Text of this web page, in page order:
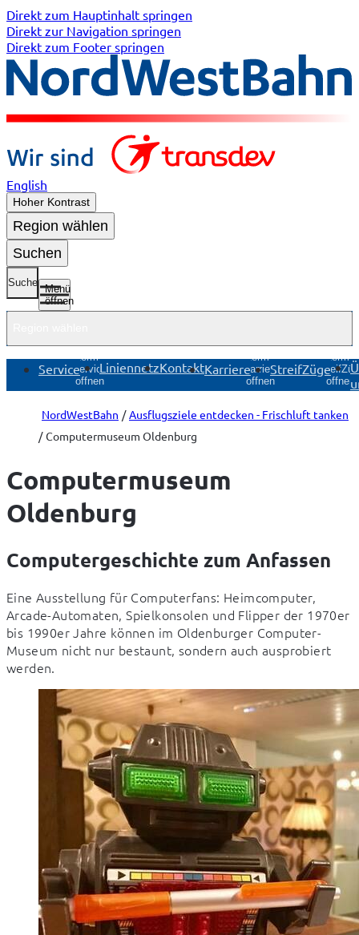
Direkt zum Hauptinhalt springen
Direkt zur Navigation springen
Direkt zum Footer springen
English
Hoher Kontrast
Region wählen
Suchen
Suche
Menü
öffnen
Service
Untermenü
Service
öffnen
LiniennetzKontaktKarriere
Untermenü
Karriere
öffnen
StreifZüge
öffnen
NordWestBahn
Ausflugsziele entdecken - Frischluft tanken
Computermuseum Oldenburg
Computermuseum
Oldenburg
Computergeschichte zum Anfassen
Eine Ausstellung für Computerfans: Heimcomputer,
Arcade-Automaten, Spielkonsolen und Flipper der 1970er
bis 1990er Jahre können im Oldenburger Computer-
Museum nicht nur bestaunt, sondern auch ausprobiert
werden.